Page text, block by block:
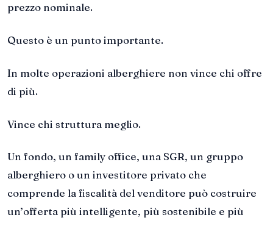
prezzo nominale.
Questo è un punto importante.
In molte operazioni alberghiere non vince chi offre
di più.
Vince chi struttura meglio.
Un fondo, un family office, una SGR, un gruppo
alberghiero o un investitore privato che
comprende la fiscalità del venditore può costruire
un’offerta più intelligente, più sostenibile e più